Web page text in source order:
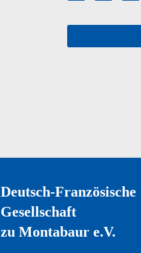
Deutsch-Französische
Gesellschaft
zu Montabaur e.V.